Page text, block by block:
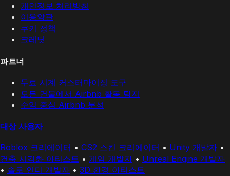
개인정보 처리방침
이용약관
쿠키 정책
크레딧
파트너
무료 시계 커스터마이징 도구
모든 건물에서 Airbnb 활동 탐지
수익 중심 Airbnb 분석
대상 사용자
Roblox 크리에이터 • CS2 스킨 크리에이터 • Unity 개발자 •
건축 시각화 아티스트 • 게임 개발자 • Unreal Engine 개발자
• 솔로 인디 개발자 • 3D 환경 아티스트